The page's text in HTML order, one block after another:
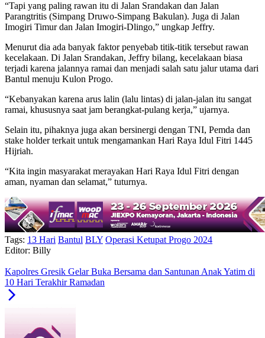
“Tapi yang paling rawan itu di Jalan Srandakan dan Jalan
Parangtritis (Simpang Druwo-Simpang Bakulan). Juga di Jalan
Imogiri Timur dan Jalan Imogiri-Dlingo,” ungkap Jeffry.
Menurut dia ada banyak faktor penyebab titik-titik tersebut rawan
kecelakaan. Di Jalan Srandakan, Jeffry bilang, kecelakaan biasa
terjadi karena jalannya ramai dan menjadi salah satu jalur utama dari
Bantul menuju Kulon Progo.
“Kebanyakan karena arus lalin (lalu lintas) di jalan-jalan itu sangat
ramai, khususnya saat jam berangkat-pulang kerja,” ujarnya.
Selain itu, pihaknya juga akan bersinergi dengan TNI, Pemda dan
stake holder terkait untuk mengamankan Hari Raya Idul Fitri 1445
Hijriah.
“Kita ingin masyarakat merayakan Hari Raya Idul Fitri dengan
aman, nyaman dan selamat,” tuturnya.
Tags: 13 Hari Bantul BLY Operasi Ketupat Progo 2024
Editor: Billy
Kapolres Gresik Gelar Buka Bersama dan Santunan Anak Yatim di
10 Hari Terakhir Ramadan